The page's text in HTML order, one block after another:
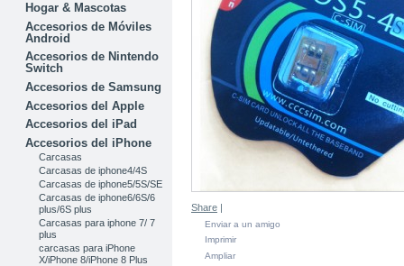
Hogar & Mascotas
Accesorios de Móviles
Android
Accesorios de Nintendo
Switch
Accesorios de Samsung
Accesorios del Apple
Accesorios del iPad
Accesorios del iPhone
Carcasas
Carcasas de iphone4/4S
Carcasas de iphone5/5S/SE
Carcasas de iphone6/6S/6
plus/6S plus
Carcasas para iphone 7/ 7
plus
carcasas para iPhone
X/iPhone 8/iPhone 8 Plus
Share
Enviar a un amigo
Imprimir
Ampliar